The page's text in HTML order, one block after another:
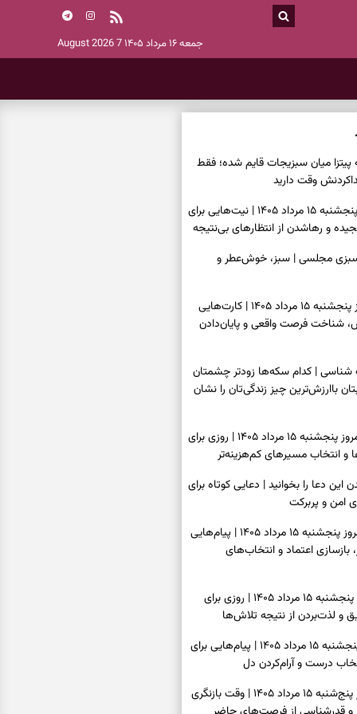
جمعه ۱۶ مرداد ۱۴۰۵ 7 August 2026
پیتزا میان سبزیجات قایم شده؛ فقط
فال ابجد امروز پنجشنبه ۱۵ مرداد ۱۴۰۵ | نیت‌هایی برای
و رهاشدن از انتظارهای بی‌نتیجه
سبزی مجلسی | سبز، خوش‌عطر و
فال تاروت امروز پنجشنبه ۱۵ مرداد ۱۴۰۵ | کارت‌هایی
شناخت فرصت واقعی و پایان‌دادن
| کدام سکه‌ها زودتر چشمتان
باارزش‌ترین چیز زندگی‌تان را نشان
فال سرنوشت امروز پنجشنبه ۱۵ مرداد ۱۴۰۵ | روزی برای
و انتخاب مسیرهای کم‌هزینه‌تر
این دعا را بخوانید | دعایی کوتاه برای
امن و پربرکت
فال فرشتگان امروز پنجشنبه ۱۵ مرداد ۱۴۰۵ | پیام‌هایی
بازسازی اعتماد و انتخاب‌های
فال روزانه امروز پنجشنبه ۱۵ مرداد ۱۴۰۵ | روزی برای
و لذت‌بردن از نتیجه تلاش‌ها
فال انبیا امروز پنجشنبه ۱۵ مرداد ۱۴۰۵ | پیام‌هایی برای
درست و آرام‌کردن دل
فال حافظ امروز پنج‌شنبه ۱۵ مرداد ۱۴۰۵ | وقت بازنگری